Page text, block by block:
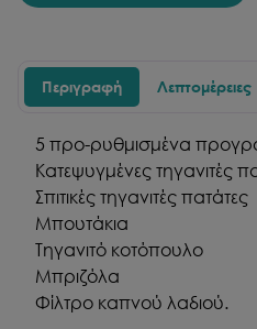
Περιγραφή Λεπτομέρειες
5 προ-ρυθμισμένα
Κατεψυγμένες τηγανιτές
Σπιτικές τηγανιτές πατάτες
Μπουτάκια
Τηγανιτό κοτόπουλο
Μπριζόλα
Φίλτρο καπνού λαδιού.